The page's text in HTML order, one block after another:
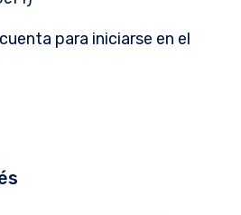
para iniciarse en el